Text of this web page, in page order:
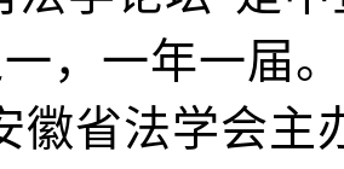
，一年一届
徽省法学会主